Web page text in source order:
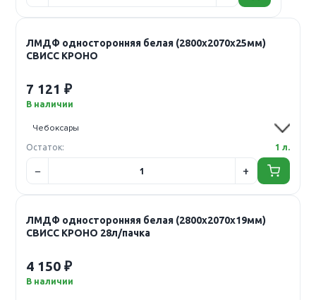
ЛМДФ односторонняя белая (2800х2070х25мм)
СВИСС КРОНО
7 121 ₽
В наличии
Остаток: 1 л.
ЛМДФ односторонняя белая (2800х2070х19мм)
СВИСС КРОНО 28л/пачка
4 150 ₽
В наличии